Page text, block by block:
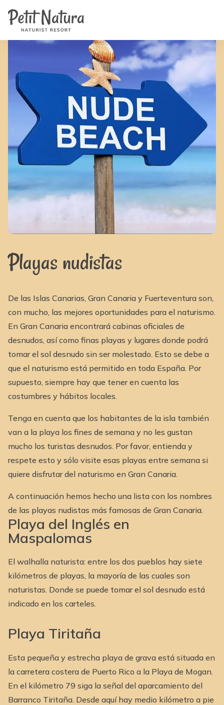
Habitaciones
Fotos
Instalaciones
Contacto
NL
EN
FR
ES
Disponibilidad y Precios
Playas nudistas
De las Islas Canarias, Gran Canaria y Fuerteventura son,
con mucho, las mejores oportunidades para el naturismo.
En Gran Canaria encontrará cabinas oficiales de
desnudos, así como finas playas y lugares donde podrá
tomar el sol desnudo sin ser molestado. Esto se debe a
que el naturismo está permitido en toda España. Por
supuesto, siempre hay que tener en cuenta las
costumbres y hábitos locales.
Tenga en cuenta que los habitantes de la isla también
van a la playa los fines de semana y no les gustan
mucho los turistas desnudos. Por favor, entienda y
respete esto y sólo visite esas playas entre semana si
quiere disfrutar del naturismo en Gran Canaria.
A continuación hemos hecho una lista con los nombres
de las playas nudistas más famosas de Gran Canaria.
Playa del Inglés en
Maspalomas
El walhalla naturista: entre los dos pueblos hay siete
kilómetros de playas, la mayoría de las cuales son
naturistas. Donde se puede tomar el sol desnudo está
indicado en los carteles.
Playa Tiritaña
Esta pequeña y estrecha playa de grava está situada en
la carretera costera de Puerto Rico a la Playa de Mogan.
En el kilómetro 79 siga la señal del aparcamiento del
Barranco Tiritaña. Desde aquí hay medio kilómetro a pie